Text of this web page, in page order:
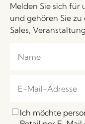
Melden Sie sich für
und gehören Sie
Sales,
Ich möchte